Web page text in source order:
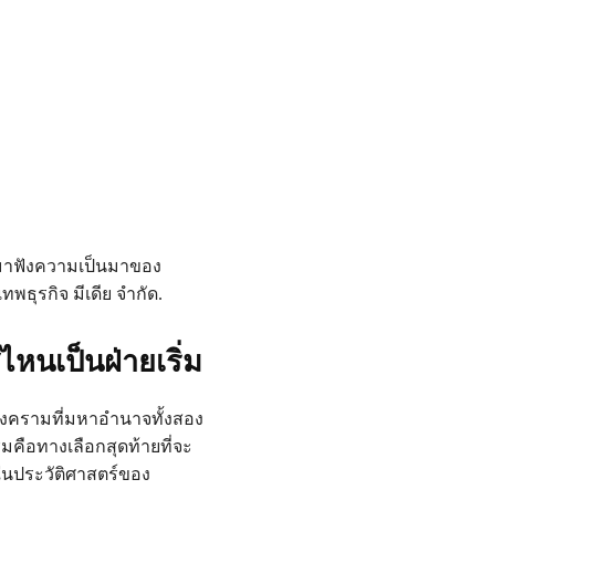
ฟังความเป็นมาของ
พธุรกิจ มีเดีย จำกัด.
หนเป็นฝ่ายเริ่ม
ครามที่มหาอำนาจทั้งสอง
คือทางเลือกสุดท้ายที่จะ
ประวัติศาสตร์ของ